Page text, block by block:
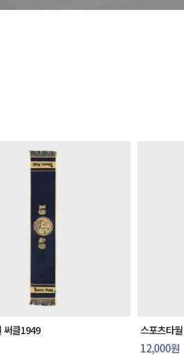
써클1949 스포츠타
12,000원